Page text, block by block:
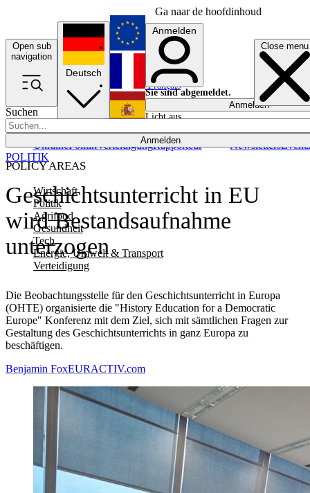
Ga naar de hoofdinhoud
Open sub
navigation
Close menu
Suchen
Anmelden
POLICY AREAS
Wirtschaft
Politik
Agrifood
Gesundheit
Tech
Energie, Umwelt & Transport
Verteidigung
UkrainePolitikVerteidigungRapporteur NewslettersEvents
Deutsch
English
Français
Anmelden
Sie sind abgemeldet.
Anmelden
Licht aus
Geschichtsunterricht in EU
wird Bestandsaufnahme
unterzogen
Die Beobachtungsstelle für den Geschichtsunterricht in Europa
(OHTE) organisierte die "History Education for a Democratic
Europe" Konferenz mit dem Ziel, sich mit sämtlichen Fragen zur
Gestaltung des Geschichtsunterrichts in ganz Europa zu
beschäftigen.
POLITIK
Benjamin FoxEURACTIV.com